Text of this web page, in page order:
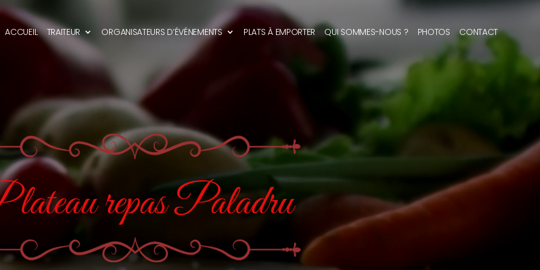
ACCUEIL TRAITEUR ORGANISATEURS D’ÉVÉNEMENTS PLATS À EMPORTER QUI SOMMES-NOUS ? PHOTOS CONTACT
repas Paladru